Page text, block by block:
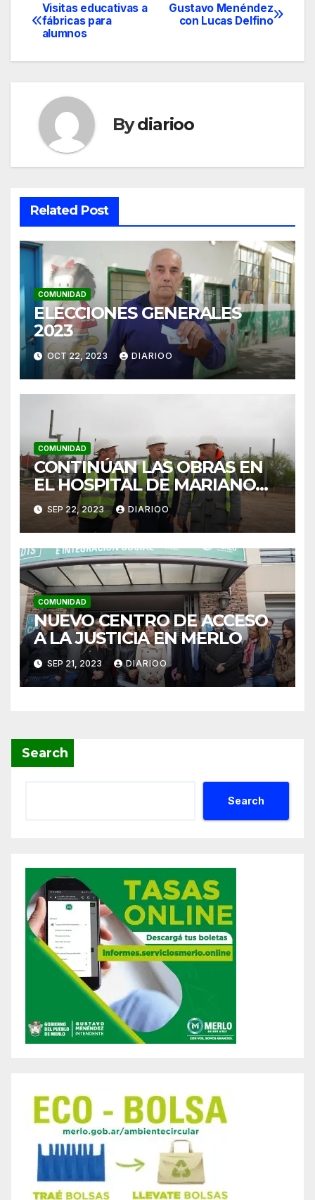
Post
navigation
Gustavo Menéndez
con Lucas Delfino
Visitas educativas a
fábricas para
alumnos
Bydiarioo
Related Post
COMUNIDAD
ELECCIONES GENERALES
2023
OCT 22, 2023 DIARIOO
COMUNIDAD
CONTINÚAN LAS OBRAS EN
EL HOSPITAL DE MARIANO
ACOSTA
SEP 22, 2023 DIARIOO
COMUNIDAD
NUEVO CENTRO DE ACCESO
A LA JUSTICIA EN MERLO
SEP 21, 2023 DIARIOO
Search
Search